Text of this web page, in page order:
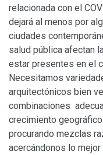
relacionada con el
dejará al menos por
ciudades
salud pública afectan
estar presentes en el
Necesitamos
arquitectónicos bien
combinaciones
crecimiento
procurando mezclas
acercándonos lo